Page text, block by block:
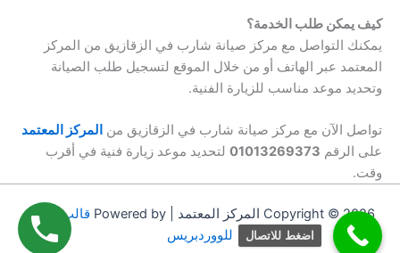
كيف يمكن طلب الخدمة؟
يمكنك التواصل مع مركز صيانة شارب في الزقازيق من المركز
المعتمد عبر الهاتف أو من خلال الموقع لتسجيل طلب الصيانة
وتحديد موعد مناسب للزيارة الفنية.
تواصل الآن مع مركز صيانة شارب في الزقازيق من المركز المعتمد
على الرقم 01013269373 لتحديد موعد زيارة فنية في أقرب
وقت.
Copyright © 2026 المركز المعتمد | Powered by
قالب Astra
للووردبريس
اضغط للاتصال